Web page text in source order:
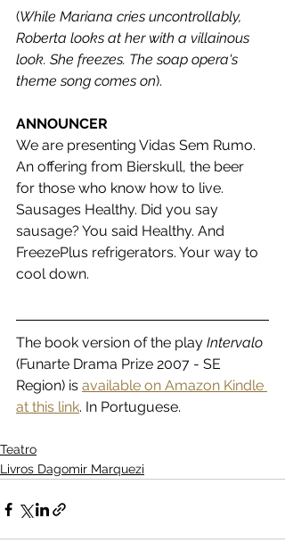
(While Mariana cries uncontrollably,
Roberta looks at her with a villainous
look. She freezes. The soap opera's
theme song comes on).
ANNOUNCER
We are presenting Vidas Sem Rumo.
An offering from Bierskull, the beer
for those who know how to live.
Sausages Healthy. Did you say
sausage? You said Healthy. And
FreezePlus refrigerators. Your way to
cool down.
The book version of the play Intervalo
(Funarte Drama Prize 2007 - SE
Region) is available on Amazon Kindle
at this link. In Portuguese.
Teatro
Livros Dagomir Marquezi